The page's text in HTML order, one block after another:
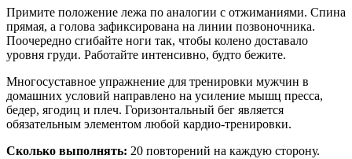
Примите положение лежа по аналогии с отжиманиями. Спина
прямая, а голова зафиксирована на линии позвоночника.
Поочередно сгибайте ноги так, чтобы колено доставало
уровня груди. Работайте интенсивно, будто бежите.
Многосуставное упражнение для тренировки мужчин в
домашних условий направлено на усиление мышц пресса,
бедер, ягодиц и плеч. Горизонтальный бег является
обязательным элементом любой кардио-тренировки.
Сколько выполнять: 20 повторений на каждую сторону.